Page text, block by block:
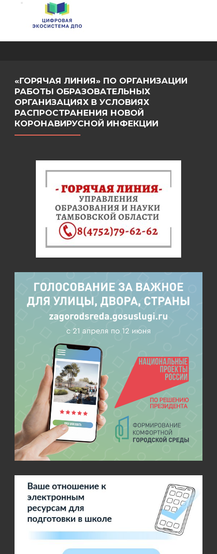
«ГОРЯЧАЯ ЛИНИЯ» ПО ОРГАНИЗАЦИИ
РАБОТЫ ОБРАЗОВАТЕЛЬНЫХ
ОРГАНИЗАЦИЯХ В УСЛОВИЯХ
РАСПРОСТРАНЕНИЯ НОВОЙ
КОРОНАВИРУСНОЙ ИНФЕКЦИИ